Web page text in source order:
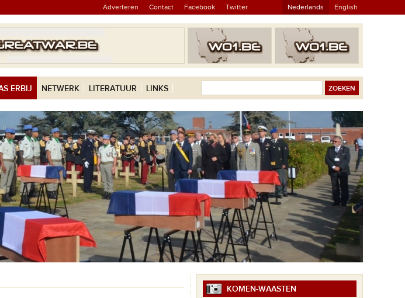
Adverteren Contact Facebook Twitter Nederlands English
ERBIJ NETWERK LITERATUUR LINKS
KOMEN-WAASTEN